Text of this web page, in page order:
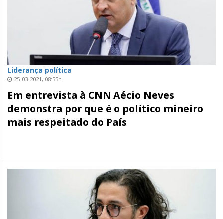
Liderança política
25-03-2021, 08:55h
Em entrevista à CNN Aécio Neves
demonstra por que é o político mineiro
mais respeitado do País